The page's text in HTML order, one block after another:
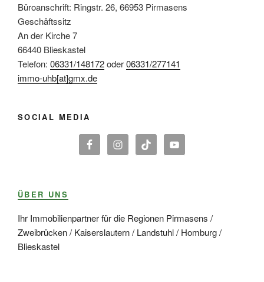
Büroanschrift: Ringstr. 26, 66953 Pirmasens
Geschäftssitz
An der Kirche 7
66440 Blieskastel
Telefon: 06331/148172oder06331/277141
immo-uhb[at]gmx.de
SOCIAL MEDIA
ÜBER UNS
Ihr Immobilienpartner für die Regionen Pirmasens /
Zweibrücken / Kaiserslautern / Landstuhl / Homburg /
Blieskastel